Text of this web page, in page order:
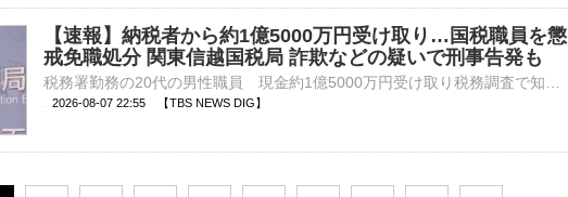
【速報】納税者から約1億5000万円受け取り…国税職員を懲
戒免職処分 関東信越国税局 詐欺などの疑いで刑事告発も
2026-08-07 22:55 【TBS NEWS DIG】